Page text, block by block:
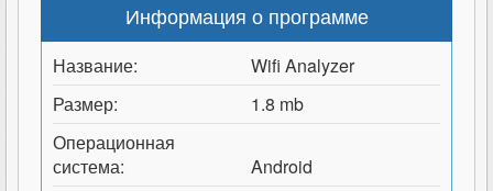
Информация о программе
Название:
Wifi Analyzer
Размер:
1.8 mb
Операционная
система:
Android